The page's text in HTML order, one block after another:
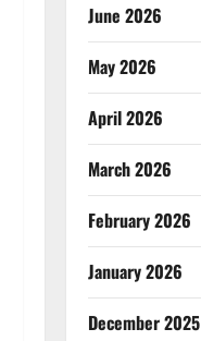
June 2026
May 2026
April 2026
March 2026
February 2026
January 2026
December 2025